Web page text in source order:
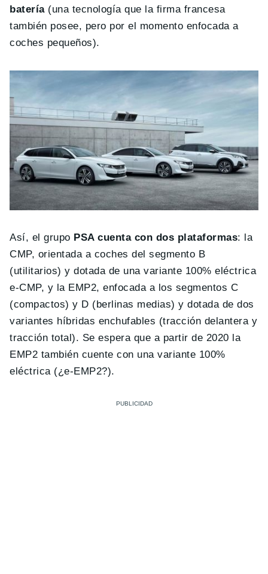
batería(una tecnología que la firma francesa
también posee, pero por el momento enfocada a
coches pequeños).
Así, el grupo PSA cuenta con dos plataformas: la
CMP, orientada a coches del segmento B
(utilitarios) y dotada de una variante 100% eléctrica
e-CMP, y la EMP2, enfocada a los segmentos C
(compactos) y D (berlinas medias) y dotada de dos
variantes híbridas enchufables (tracción delantera y
tracción total). Se espera que a partir de 2020 la
EMP2 también cuente con una variante 100%
eléctrica (¿e-EMP2?).